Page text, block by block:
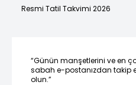
Resmi Tatil Takvimi 2026
“Günün manşetlerini ve en
sabah e-postanızdan takip
olun.”